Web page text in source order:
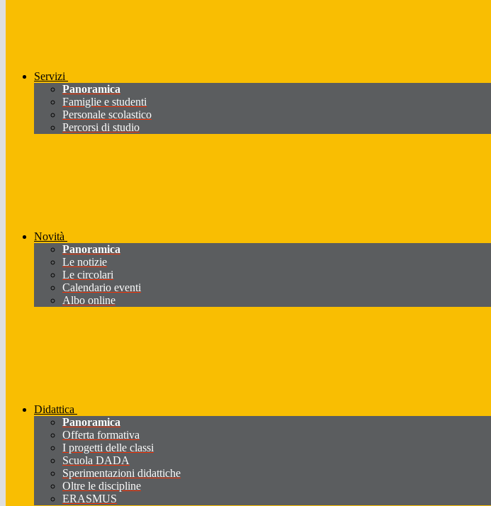
Servizi
Panoramica
Famiglie e studenti
Personale scolastico
Percorsi di studio
Novità
Panoramica
Le notizie
Le circolari
Calendario eventi
Albo online
Didattica
Panoramica
Offerta formativa
I progetti delle classi
Scuola DADA
Sperimentazioni didattiche
Oltre le discipline
ERASMUS